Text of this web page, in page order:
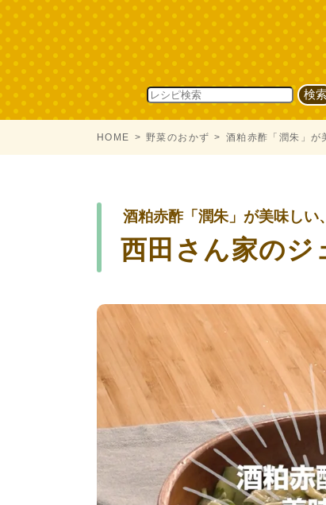
HOME 野菜のおかず 酒粕赤酢「潤朱」が
酒粕赤酢「潤朱」が美味しい、
西田さん家の